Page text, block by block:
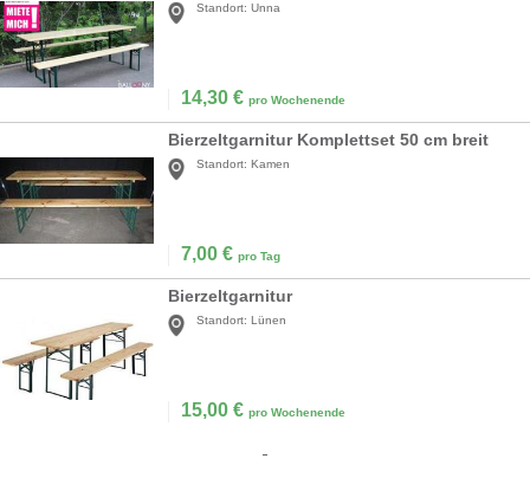
Standort: Unna
14,30 € pro Wochenende
Bierzeltgarnitur Komplettset 50 cm breit
Standort: Kamen
7,00 € pro Tag
Bierzeltgarnitur
Standort: Lünen
15,00 € pro Wochenende